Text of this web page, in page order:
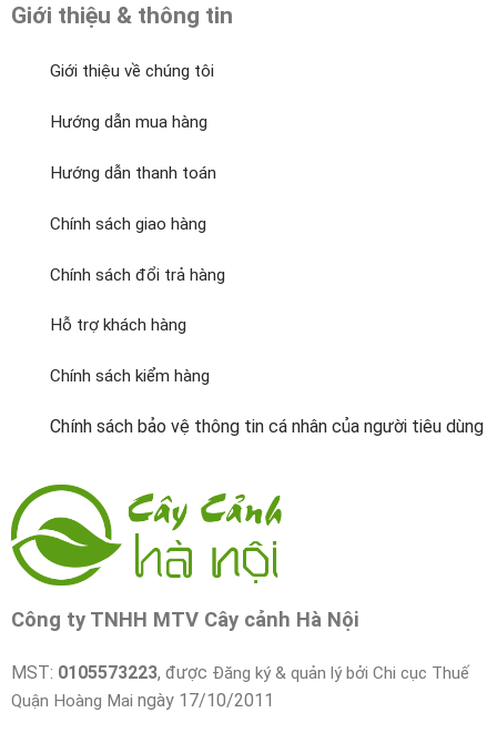
Giới thiệu & thông tin
Giới thiệu về chúng tôi
Hướng dẫn mua hàng
Hướng dẫn thanh toán
Chính sách giao hàng
Chính sách đổi trả hàng
Hỗ trợ khách hàng
Chính sách kiểm hàng
Chính sách bảo vệ thông tin cá nhân của người tiêu dùng
Công ty TNHH MTV Cây cảnh Hà Nội
MST: 0105573223, được Đăng ký & quản lý bởi Chi cục Thuế
Quận Hoàng Mai ngày 17/10/2011